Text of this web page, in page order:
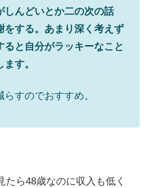
しんどいとか二の次の話
をする。あまり深く考えず
ると自分がラッキーなこと
す。
すのでおすすめ。
ら48歳なのに収入も低く